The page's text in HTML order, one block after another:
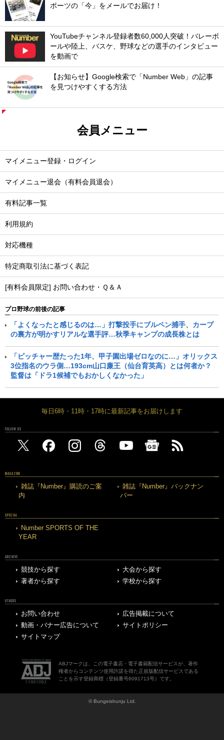
ポーツの「今」をメールでお届け！
YouTubeチャンネル登録者数60,000人突破！バレーボ
ールや陸上、バスケ、野球などの選手のインタビュー
を動画で
【お知らせ】Google検索で「Number Web」の記事
を見つけやすくする方法
会員メニュー
マイメニュー登録・ログイン
マイメニュー退会（有料会員退会）
有料記事一覧
利用規約
対応機種
特定商取引法に基づく表記
[有料会員限定] お問い合わせ・Ｑ＆Ａ
プロ野球の前後の記事
「よくなったと感じるのは…」打撃投手にブルペン捕手、カープ
の裏方が明かすリアルな選手評…秋季キャンプの成長株とは
「ピッチャー歴たった1年、甲子園出場ゼロなのに…」オリックス
3位指名のウラ側…193cm山口廉王（仙台育英高）とは何者か？
監督は「ドラ1候補でもおかしくなかった」
毎日6時・11時・17時に最新記事をお届けします
FOLLOW US
MAGAZINE
雑誌『Number』購読のご案
内
雑誌『Number』バックナン
バー
SPECIAL
Number SPORTS OF THE
YEAR
ARCHIVE
競技から探す
大会から探す
著者から探す
学校から探す
OTHERS
お問い合わせ
広告掲載について
動画・バナー広告について
サイトポリシー
サイトマップ
ABJマークは、この電子書店・電子書籍配信サービスが、著作
権者からコンテンツ使用許諾を得た正規版配信サービスである
ことを示す登録商標（登録番号6091713号）です。
© Bungeishunju Ltd.